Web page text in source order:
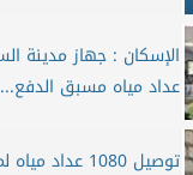
عداد مياه مسبق الدفع...